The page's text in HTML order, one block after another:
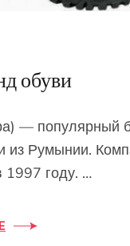
обуви
— популярный
из Румынии.
1997 году. …